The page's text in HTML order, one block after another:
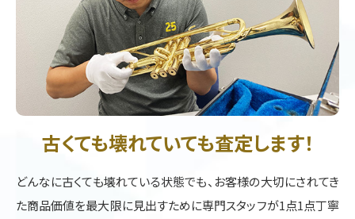
古くても壊れていても査定します！
どんなに古くても壊れている状態でも、お客様の大切にされてき
た商品価値を最大限に見出すために専門スタッフが1点1点丁寧